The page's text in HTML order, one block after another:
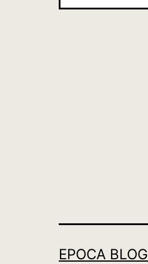
EPOCA BLOG